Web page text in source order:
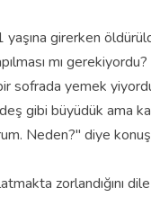
yaşına girerken
mı
bir sofrada yemek
gibi büyüdük ama
Neden?" diye
zorlandığını